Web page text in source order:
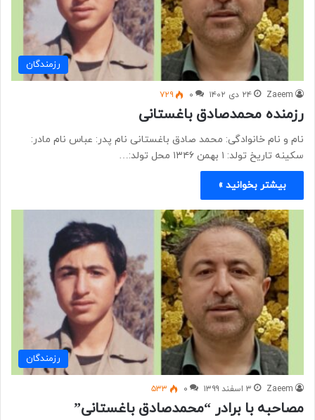
رزمندگان
Zaeem ۲۴ دی ۱۴۰۲ ۰ ۷۲۹
رزمنده محمدصادق باغستانی
نام و نام خانوادگی: محمد صادق باغستانی نام پدر: عباس نام مادر:
سکینه تاریخ تولد: ۱ بهمن ۱۳۴۶ محل تولد:…
بیشتر بخوانید »
رزمندگان
Zaeem ۳ اسفند ۱۳۹۹ ۰ ۵۳۳
مصاحبه با برادر “محمدصادق باغستانی”